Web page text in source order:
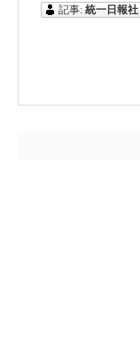
記事: 統一日報社